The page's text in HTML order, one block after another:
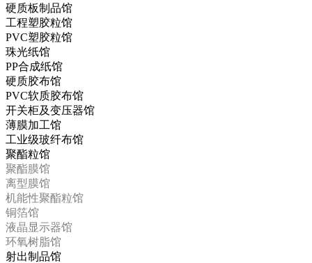
硬质板制品馆
工程塑胶粒馆
PVC塑胶粒馆
珠光纸馆
PP合成纸馆
硬质胶布馆
PVC软质胶布馆
开关柜及变压器馆
薄膜加工馆
工业级玻纤布馆
聚酯粒馆
聚酯膜馆
离型膜馆
机能性聚酯粒馆
铜箔馆
液晶显示器馆
环氧树脂馆
射出制品馆